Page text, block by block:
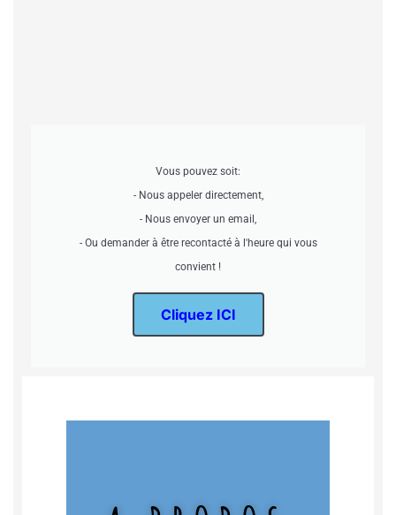
Vous pouvez soit:
- Nous appeler directement,
- Nous envoyer un email,
- Ou demander à être recontacté à l'heure qui vous
convient !
Cliquez ICI